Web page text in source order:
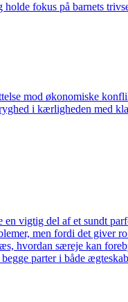
holde fokus på barnets
mod økonomiske
i kærligheden med
en vigtig del af et sundt
men fordi det giver
hvordan særeje kan
parter i både